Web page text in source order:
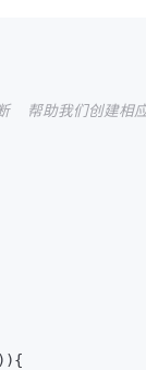
帮助我们创建相
)){